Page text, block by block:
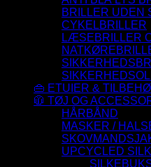
BRILLER UDEN
CYKELBRILLER
LÆSEBRILLER
👜 ETUIER &
🧥 TØJ OG
HÅRBÅND
MASKER /
UPCYCLED